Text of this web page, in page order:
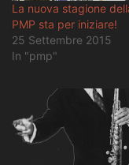
La nuova stagione
PMP sta per iniziare!
25 Settembre 2015
In "pmp"